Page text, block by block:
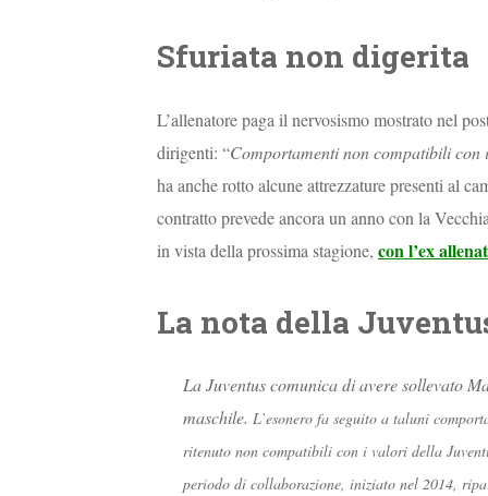
Sfuriata non digerita
L’allenatore paga il nervosismo mostrato nel
dirigenti: “Comportamenti non compatibili con
ha anche rotto alcune attrezzature presenti al
contratto prevede ancora un anno con la
in vista della prossima stagione, con l’ex
La nota della
La Juventus comunica di avere sollevato
maschile. L’esonero fa seguito a taluni
ritenuto non compatibili con i valori della
periodo di collaborazione, iniziato nel 2014,